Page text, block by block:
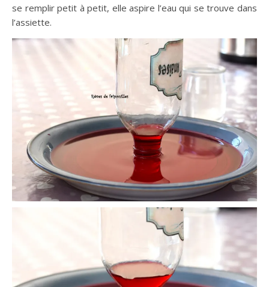
se remplir petit à petit, elle aspire l’eau qui se trouve dans
l’assiette.